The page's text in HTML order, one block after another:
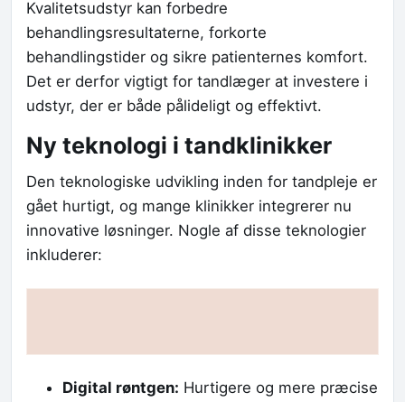
Kvalitetsudstyr kan forbedre
behandlingsresultaterne, forkorte
behandlingstider og sikre patienternes komfort.
Det er derfor vigtigt for tandlæger at investere i
udstyr, der er både pålideligt og effektivt.
Ny teknologi i tandklinikker
Den teknologiske udvikling inden for tandpleje er
gået hurtigt, og mange klinikker integrerer nu
innovative løsninger. Nogle af disse teknologier
inkluderer:
Digital røntgen: Hurtigere og mere præcise